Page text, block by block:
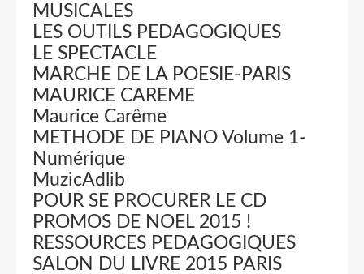
MUSICALES
LES OUTILS PEDAGOGIQUES
LE SPECTACLE
MARCHE DE LA POESIE-PARIS
MAURICE CAREME
Maurice Carême
METHODE DE PIANO Volume 1-
Numérique
MuzicAdlib
POUR SE PROCURER LE CD
PROMOS DE NOEL 2015 !
RESSOURCES PEDAGOGIQUES
SALON DU LIVRE 2015 PARIS